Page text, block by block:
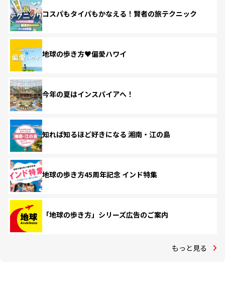
コスパもタイパもかなえる！賢者の旅テクニック
地球の歩き方♥偏愛ハワイ
今年の夏はインスパイアへ！
知れば知るほど好きになる 湘南・江の島
地球の歩き方45周年記念 インド特集
「地球の歩き方」シリーズ広告のご案内
もっと見る